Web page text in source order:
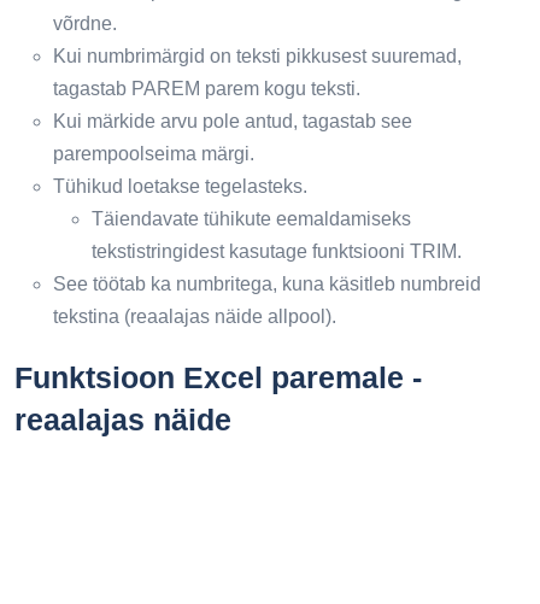
võrdne.
Kui numbrimärgid on teksti pikkusest suuremad,
tagastab PAREM parem kogu teksti.
Kui märkide arvu pole antud, tagastab see
parempoolseima märgi.
Tühikud loetakse tegelasteks.
Täiendavate tühikute eemaldamiseks
tekstistringidest kasutage funktsiooni TRIM.
See töötab ka numbritega, kuna käsitleb numbreid
tekstina (reaalajas näide allpool).
Funktsioon Excel paremale -
reaalajas näide